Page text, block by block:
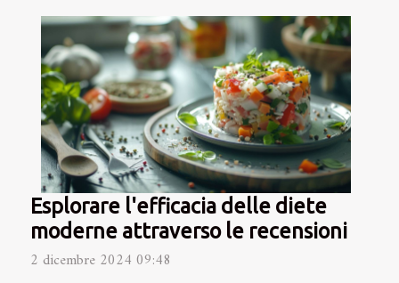
Esplorare l'efficacia delle diete
moderne attraverso le recensioni
2 dicembre 2024 09:48